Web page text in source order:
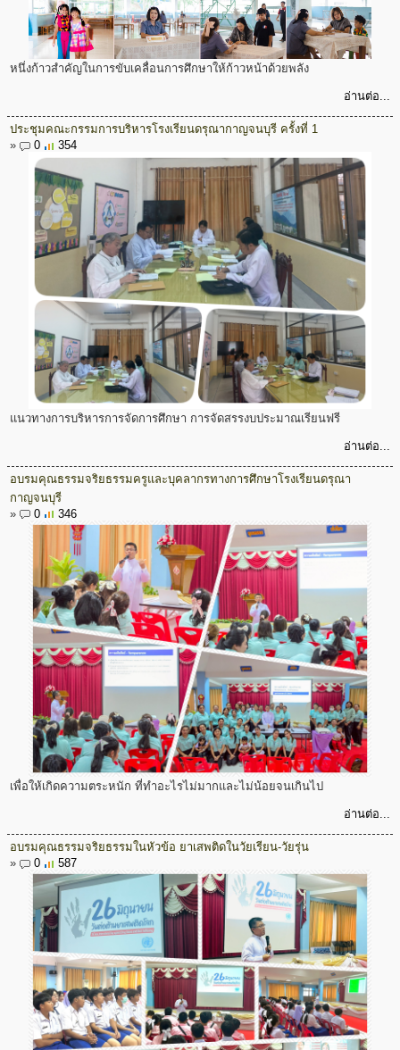
หนึ่งก้าวสำคัญในการขับเคลื่อนการศึกษาให้ก้าวหน้าด้วยพลัง
อ่านต่อ...
ประชุมคณะกรรมการบริหารโรงเรียนดรุณากาญจนบุรี ครั้งที่ 1
»
0 354
แนวทางการบริหารการจัดการศึกษา การจัดสรรงบประมาณเรียนฟรี
อ่านต่อ...
อบรมคุณธรรมจริยธรรมครูและบุคลากรทางการศึกษาโรงเรียนดรุณา
กาญจนบุรี
»
0 346
เพื่อให้เกิดความตระหนัก ที่ทำอะไรไม่มากและไม่น้อยจนเกินไป
อ่านต่อ...
อบรมคุณธรรมจริยธรรมในหัวข้อ ยาเสพติดในวัยเรียน-วัยรุ่น
»
0 587